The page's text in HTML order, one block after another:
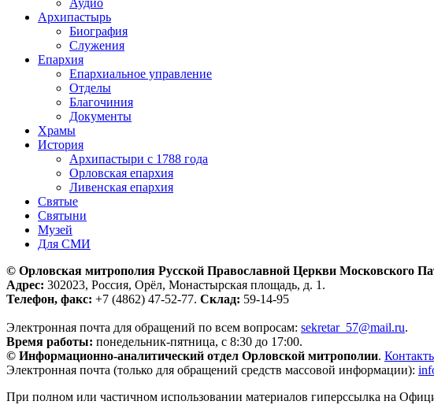
Архипастырь
Биография
Служения
Епархия
Епархиальное управление
Отделы
Благочиния
Документы
Храмы
История
Архипастыри с 1788 года
Орловская епархия
Ливенская епархия
Святые
Святыни
Музей
Для СМИ
© Орловская митрополия Русской Православной Церкви Московского
Адрес: 302023, Россия, Орёл, Монастырская площадь, д. 1.
Телефон, факс: +7 (4862) 47-52-77. Склад: 59-14-95
Электронная почта для обращений по всем вопросам: sekretar_57@mail.ru.
Время работы: понедельник-пятница, с 8:30 до 17:00.
© Информационно-аналитический отдел Орловской митрополии.
Электронная почта (только для обращений средств массовой информации):
При полном или частичном использовании материалов гиперссылка на